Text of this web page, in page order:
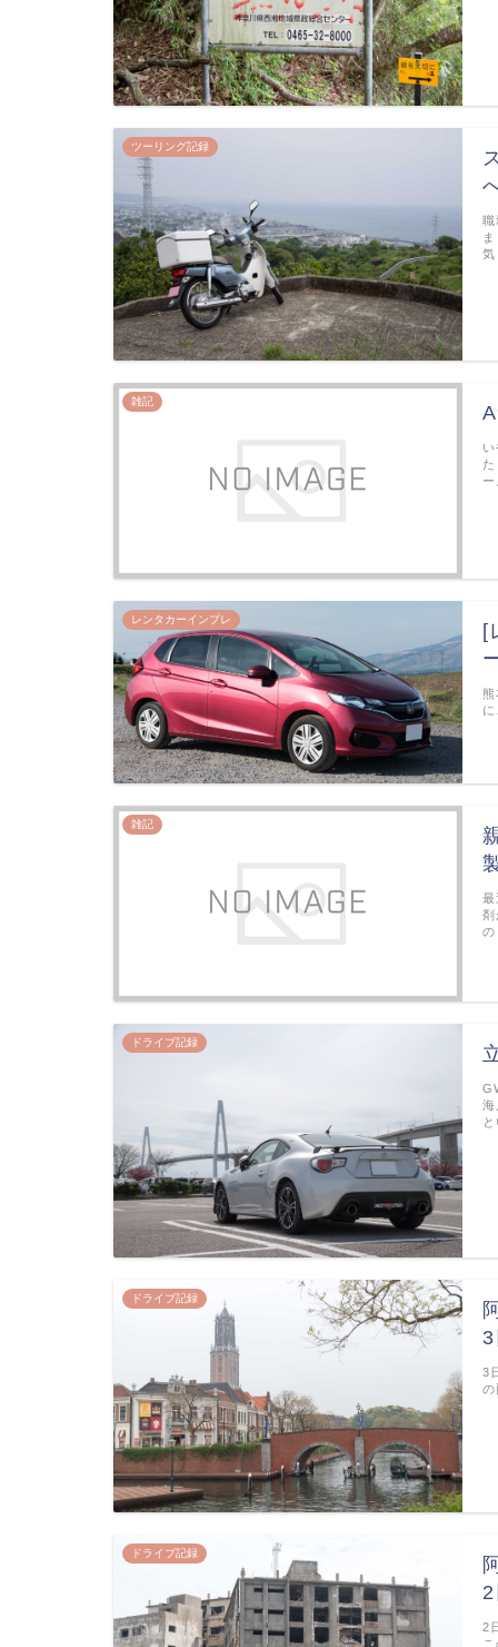
ツーリング記録
職
雑記
レンタカーインプレ
[
雑記
最
剤
ドライブ記録
海
ドライブ記録
3
ドライブ記録
2